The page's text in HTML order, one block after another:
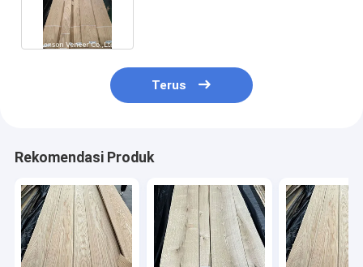
Terus
Rekomendasi Produk